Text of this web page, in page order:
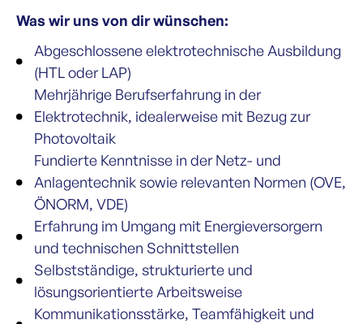
Was wir uns von dir wünschen:
Abgeschlossene elektrotechnische Ausbildung
(HTL oder LAP)
Mehrjährige Berufserfahrung in der
Elektrotechnik, idealerweise mit Bezug zur
Photovoltaik
Fundierte Kenntnisse in der Netz- und
Anlagentechnik sowie relevanten Normen (OVE,
ÖNORM, VDE)
Erfahrung im Umgang mit Energieversorgern
und technischen Schnittstellen
Selbstständige, strukturierte und
lösungsorientierte Arbeitsweise
Kommunikationsstärke, Teamfähigkeit und